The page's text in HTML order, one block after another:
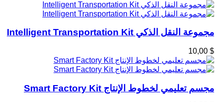
مجموعة النقل الذكي Intelligent Transportation Kit
$ 10,00
مجسم تعليمي لخطوط الإنتاج Smart Factory Kit